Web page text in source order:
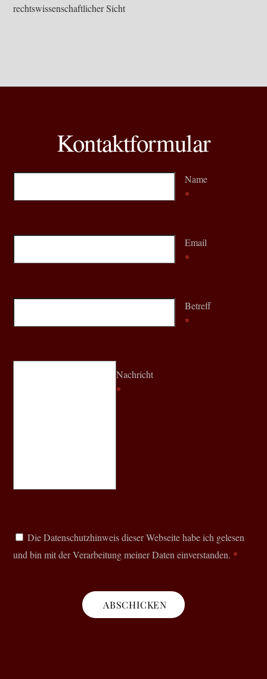
rechtswissenschaftlicher Sicht
Kontaktformular
Name
*
Email
*
Betreff
*
Nachricht
*
Die Datenschutzhinweis dieser Webseite habe ich gelesen
und bin mit der Verarbeitung meiner Daten einverstanden. *
ABSCHICKEN